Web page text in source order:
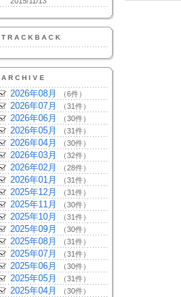
TRACKBACK
ARCHIVE
2026年08月 （6件）
2026年07月 （31件）
2026年06月 （30件）
2026年05月 （31件）
2026年04月 （30件）
2026年03月 （32件）
2026年02月 （28件）
2026年01月 （31件）
2025年12月 （31件）
2025年11月 （30件）
2025年10月 （31件）
2025年09月 （30件）
2025年08月 （31件）
2025年07月 （31件）
2025年06月 （30件）
2025年05月 （31件）
2025年04月 （30件）